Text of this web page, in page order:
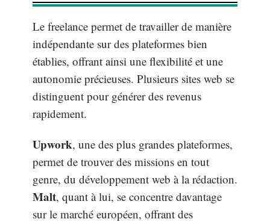
Le freelance permet de travailler de manière
indépendante sur des plateformes bien
établies, offrant ainsi une flexibilité et une
autonomie précieuses. Plusieurs sites web se
distinguent pour générer des revenus
rapidement.
Upwork, une des plus grandes plateformes,
permet de trouver des missions en tout
genre, du développement web à la rédaction.
Malt, quant à lui, se concentre davantage
sur le marché européen, offrant des